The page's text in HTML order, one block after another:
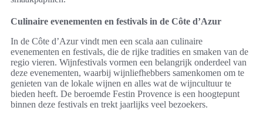
Culinaire evenementen en festivals in de Côte d’Azur
In de Côte d’Azur vindt men een scala aan culinaire
evenementen en festivals, die de rijke tradities en smaken van de
regio vieren. Wijnfestivals vormen een belangrijk onderdeel van
deze evenementen, waarbij wijnliefhebbers samenkomen om te
genieten van de lokale wijnen en alles wat de wijncultuur te
bieden heeft. De beroemde Festin Provence is een hoogtepunt
binnen deze festivals en trekt jaarlijks veel bezoekers.